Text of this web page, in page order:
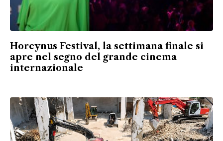
Horcynus Festival, la settimana finale si
apre nel segno del grande cinema
internazionale